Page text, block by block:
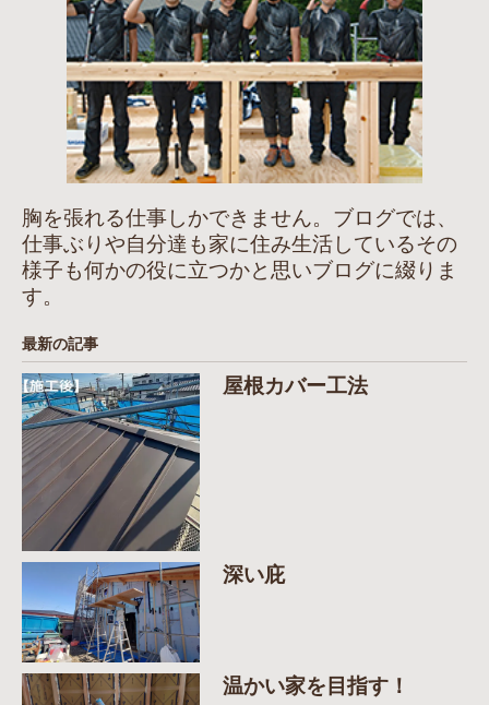
胸を張れる仕事しかできません。ブログでは、
仕事ぶりや自分達も家に住み生活しているその
様子も何かの役に立つかと思いブログに綴りま
す。
最新の記事
屋根カバー工法
深い庇
温かい家を目指す！